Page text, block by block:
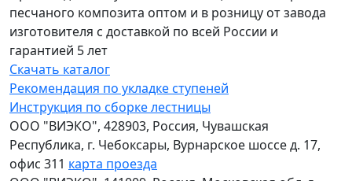
песчаного композита оптом и в розницу от завода
изготовителя с доставкой по всей России и
гарантией 5 лет
Скачать каталог
Рекомендация по укладке ступеней
Инструкция по сборке лестницы
ООО "ВИЭКО", 428903, Россия, Чувашская
Республика, г. Чебоксары, Вурнарское шоссе д. 17,
офис 311 карта проезда